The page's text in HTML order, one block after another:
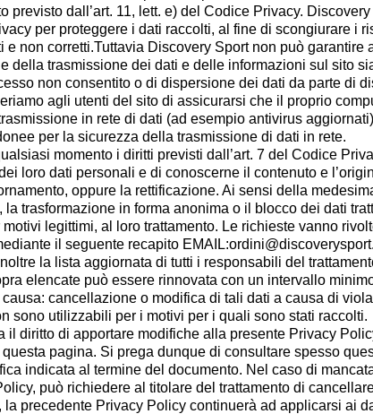
previsto dall’art. 11, lett. e) del Codice Privacy.
per proteggere i dati raccolti, al fine di scongiurare i
non corretti.Tuttavia Discovery Sport non può garantire
della trasmissione dei dati e delle informazioni sul sito
non consentito o di dispersione dei dati da parte di
agli utenti del sito di assicurarsi che il proprio
in rete di dati (ad esempio antivirus
per la sicurezza della trasmissione di dati in rete.
momento i diritti previsti dall’art. 7 del Codice
loro dati personali e di conoscerne il contenuto e
oppure la rettificazione. Ai sensi della
trasformazione in forma anonima o il blocco dei dati
legittimi, al loro trattamento. Le richieste vanno
il seguente recapito
la lista aggiornata di tutti i responsabili del
elencate può essere rinnovata con un intervallo
cancellazione o modifica di tali dati a causa di
sono utilizzabili per i motivi per i quali sono stati raccolti.
il diritto di apportare modifiche alla presente Privacy
pagina. Si prega dunque di consultare spesso
indicata al termine del documento. Nel caso di
può richiedere al titolare del trattamento di
precedente Privacy Policy continuerà ad applicarsi ai